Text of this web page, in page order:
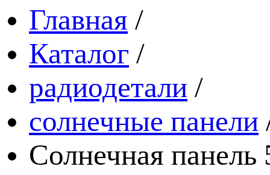
Главная /
Каталог /
радиодетали /
солнечные панели
Солнечная